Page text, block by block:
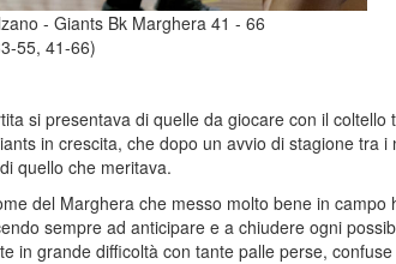
- Giants Bk Marghera 41 - 66
55, 41-66)
si presentava di quelle da giocare con il coltello
in crescita, che dopo un avvio di stagione tra
quello che meritava.
del Marghera che messo molto bene in campo
sempre ad anticipare e a chiudere ogni
in grande difficoltà con tante palle perse,